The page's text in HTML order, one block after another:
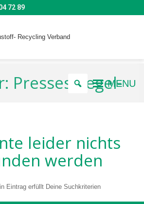
72 89
MENU
Pressespiegel-
leider nichts
werden
Eintrag erfüllt Deine Suchkriterien